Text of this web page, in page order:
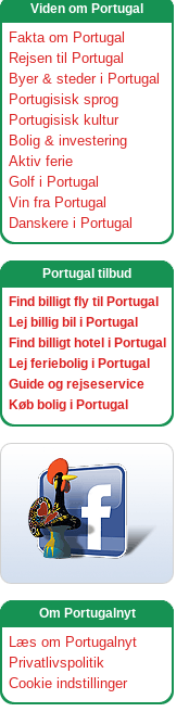
Viden om Portugal
Fakta om Portugal
Rejsen til Portugal
Byer & steder i Portugal
Portugisisk sprog
Portugisisk kultur
Bolig & investering
Aktiv ferie
Golf i Portugal
Vin fra Portugal
Danskere i Portugal
Portugal tilbud
Find billigt fly til Portugal
Lej billig bil i Portugal
Find billigt hotel i Portugal
Lej feriebolig i Portugal
Guide og rejseservice
Køb bolig i Portugal
Om Portugalnyt
Læs om Portugalnyt
Privatlivspolitik
Cookie indstillinger